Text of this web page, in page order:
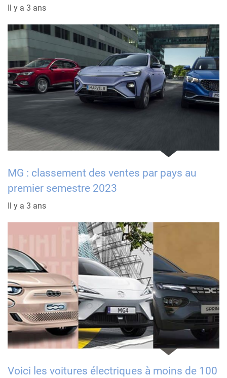
Il y a 3 ans
MG : classement des ventes par pays au
premier semestre 2023
Il y a 3 ans
Voici les voitures électriques à moins de 100